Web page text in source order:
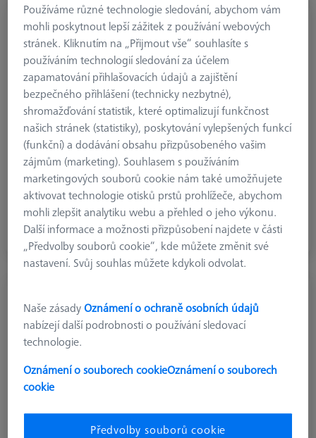
Protizávaží
Používáme různé technologie sledování, abychom vám
mohli poskytnout lepší zážitek z používání webových
stránek. Kliknutím na „Přijmout vše“ souhlasíte s
používáním technologií sledování za účelem
zapamatování přihlašovacích údajů a zajištění
bezpečného přihlášení (technicky nezbytné),
shromažďování statistik, které optimalizují funkčnost
našich stránek (statistiky), poskytování vylepšených funkcí
(funkční) a dodávání obsahu přizpůsobeného vašim
zájmům (marketing). Souhlasem s používáním
marketingových souborů cookie nám také umožňujete
aktivovat technologie otisků prstů prohlížeče, abychom
mohli zlepšit analytiku webu a přehled o jeho výkonu.
Další informace a možnosti přizpůsobení najdete v části
„Předvolby souborů cookie“, kde můžete změnit své
nastavení. Svůj souhlas můžete kdykoli odvolat.
Naše zásadyOznámení o ochraně osobních údajů
nabízejí další podrobnosti o používání sledovací
technologie.
Oznámení o souborech cookieOznámení o souborech
cookie
Předvolby souborů cookie